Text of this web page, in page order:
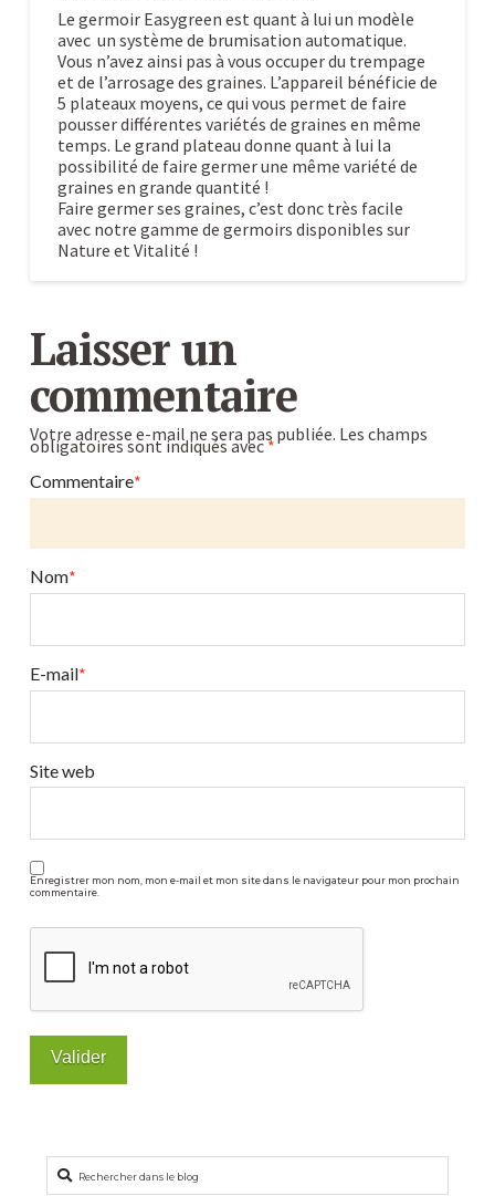
Le germoir Easygreen est quant à lui un modèle
avec un système de brumisation automatique.
Vous n’avez ainsi pas à vous occuper du trempage
et de l’arrosage des graines. L’appareil bénéficie de
5 plateaux moyens, ce qui vous permet de faire
pousser différentes variétés de graines en même
temps. Le grand plateau donne quant à lui la
possibilité de faire germer une même variété de
graines en grande quantité !
Faire germer ses graines, c’est donc très facile
avec notre gamme de germoirs disponibles sur
Nature et Vitalité !
Faire
germer
ses
graines
:
quels
sont
avantages
?
Laisser un
commentaire
Votre adresse e-mail ne sera pas publiée. Les champs
obligatoires sont indiqués avec*
Commentaire*
Nom*
E-mail*
Site web
Enregistrer mon nom, mon e-mail et mon site dans le navigateur pour mon prochain
commentaire.
Rechercher